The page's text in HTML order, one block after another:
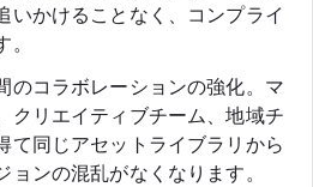
いかけることなく、コンプライ
のコラボレーションの強化。マ
クリエイティブチーム、地域チ
て同じアセットライブラリから
ンの混乱がなくなります。